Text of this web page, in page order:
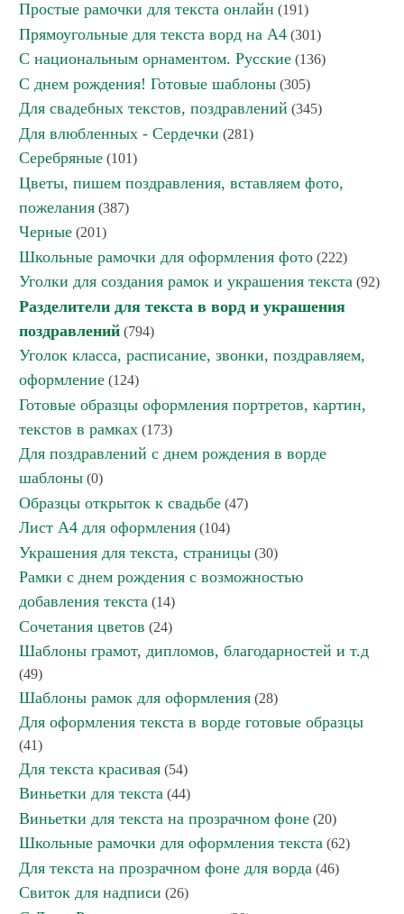
Простые рамочки для текста онлайн (191)
Прямоугольные для текста ворд на А4 (301)
С национальным орнаментом. Русские (136)
С днем рождения! Готовые шаблоны (305)
Для свадебных текстов, поздравлений (345)
Для влюбленных - Сердечки (281)
Серебряные (101)
Цветы, пишем поздравления, вставляем фото,
пожелания (387)
Черные (201)
Школьные рамочки для оформления фото (222)
Уголки для создания рамок и украшения текста (92)
Разделители для текста в ворд и украшения
поздравлений (794)
Уголок класса, расписание, звонки, поздравляем,
оформление (124)
Готовые образцы оформления портретов, картин,
текстов в рамках (173)
Для поздравлений с днем рождения в ворде
шаблоны (0)
Образцы открыток к свадьбе (47)
Лист А4 для оформления (104)
Украшения для текста, страницы (30)
Рамки с днем рождения с возможностью
добавления текста (14)
Сочетания цветов (24)
Шаблоны грамот, дипломов, благодарностей и т.д
(49)
Шаблоны рамок для оформления (28)
Для оформления текста в ворде готовые образцы
(41)
Для текста красивая (54)
Виньетки для текста (44)
Виньетки для текста на прозрачном фоне (20)
Школьные рамочки для оформления текста (62)
Для текста на прозрачном фоне для ворда (46)
Свиток для надписи (26)